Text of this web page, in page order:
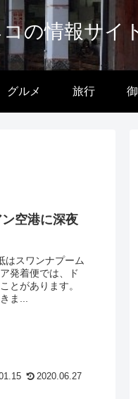
の情報サイ
グルメ 旅行
空港に深夜
はスワンナプーム
発着便では、ド
とがあります。
ま...
2020.06.27